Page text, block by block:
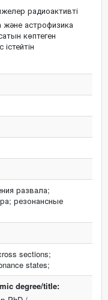
радиоактивті
астрофизика
көптеген
развала;
резонансные
sections;
states;
degree/title: